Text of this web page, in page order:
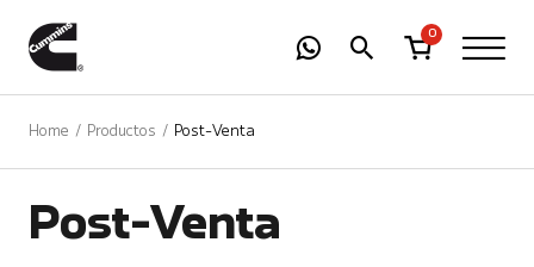
0
Home Productos Post-Venta
Post-Venta